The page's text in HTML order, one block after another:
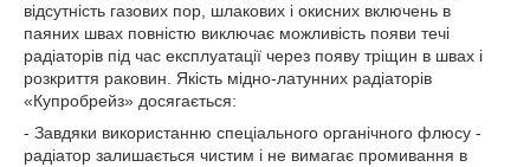
відсутність газових пор, шлакових і окисних включень в
паяних швах повністю виключає можливість появи течі
радіаторів під час експлуатації через появу тріщин в швах і
розкриття раковин. Якість мідно-латунних радіаторів
«Купробрейз» досягається:
- Завдяки використанню спеціального органічного флюсу -
радіатор залишається чистим і не вимагає промивання в